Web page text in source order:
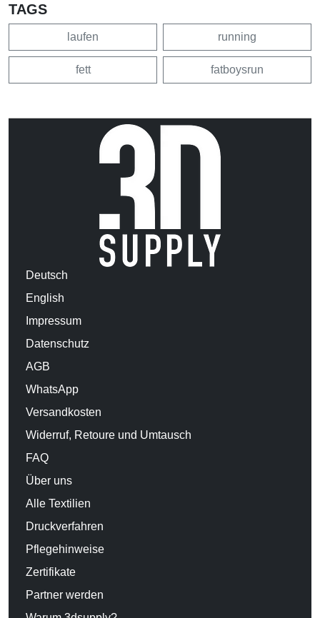
TAGS
laufen running
fett fatboysrun
Deutsch
English
Impressum
Datenschutz
AGB
WhatsApp
Versandkosten
Widerruf, Retoure und Umtausch
FAQ
Über uns
Alle Textilien
Druckverfahren
Pflegehinweise
Zertifikate
Partner werden